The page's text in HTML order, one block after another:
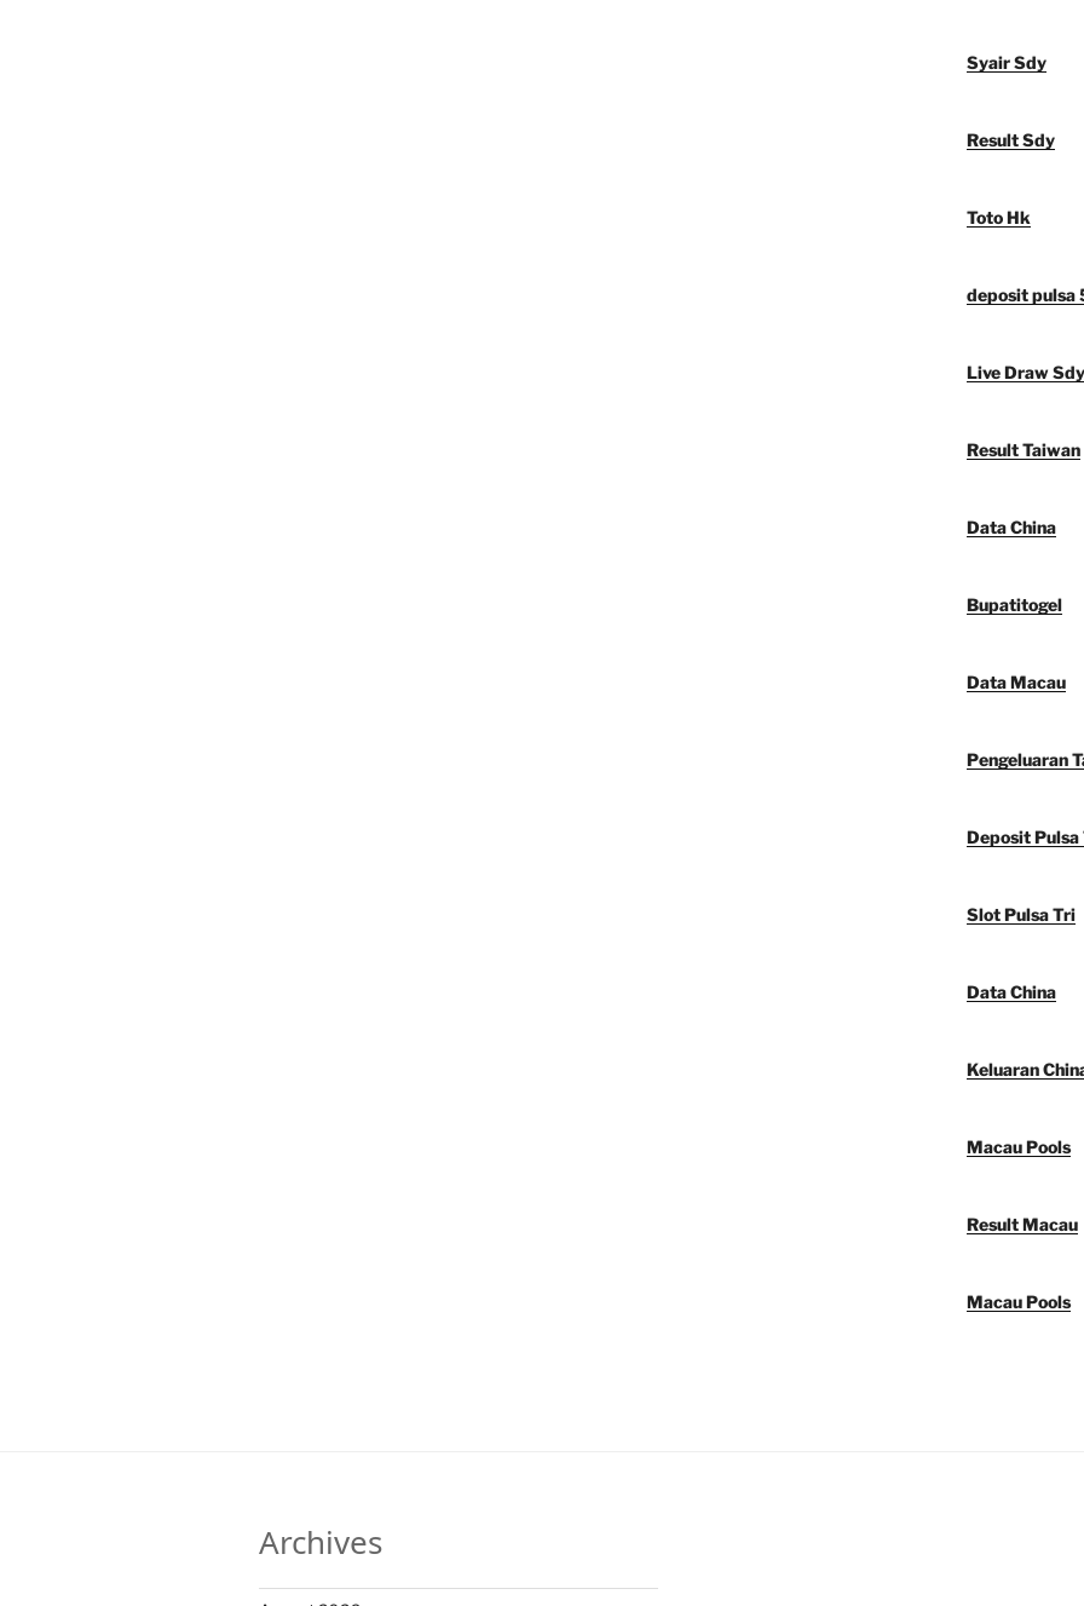
Syair Sdy
Result Sdy
Toto Hk
deposit pulsa
Live Draw Sdy
Result Taiwan
Data China
Bupatitogel
Data Macau
Pengeluaran
Deposit Pulsa
Slot Pulsa Tri
Data China
Keluaran
Macau Pools
Result Macau
Macau Pools
Archives